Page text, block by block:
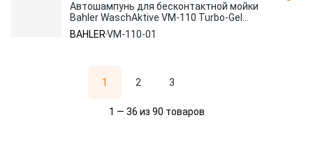
Автошампунь для бесконтактной мойки
Bahler WaschAktive VM-110 Turbo-Gel
(полирующий эффект) 1л VM-110-01
BAHLERVM-110-01
1 2 3
1 — 36 из 90 товаров